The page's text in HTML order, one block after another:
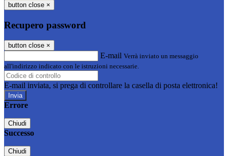
button close ×
Recupero password
button close ×
E-mail Verrà inviato un messaggio
all'indirizzo indicato con le istruzioni necessarie.
E-mail inviata, si prega di controllare la casella di posta elettronica!
Errore
Chiudi
Successo
Chiudi